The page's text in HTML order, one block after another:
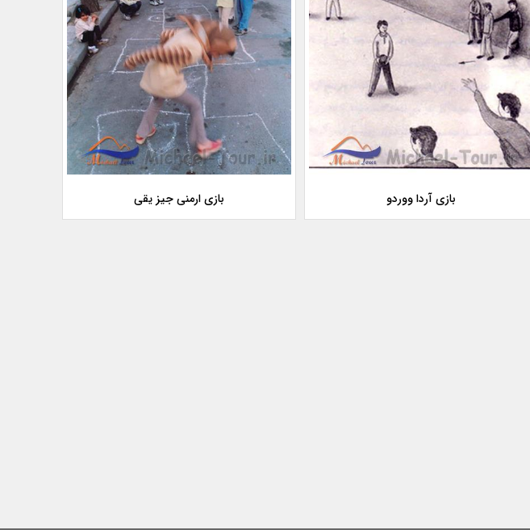
بازی آردا ووردو بازی ارمنی جیز یقی